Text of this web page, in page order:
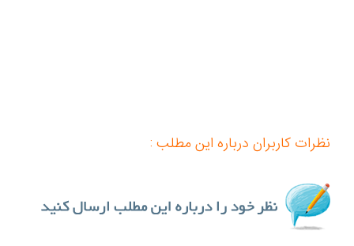
نظرات کاربران درباره این مطلب :